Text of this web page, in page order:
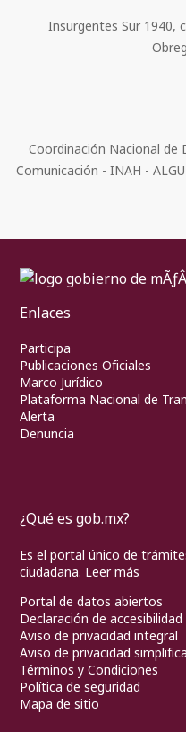
Insurgentes Sur 1940,
Coordinación Nacional de
Comunicación - INAH -
Enlaces
Participa
Publicaciones Oficiales
Marco Jurídico
Plataforma Nacional de
Alerta
Denuncia
¿Qué es gob.mx?
Es el portal único de
ciudadana. Leer más
Portal de datos abiertos
Declaración de accesibilidad
Aviso de privacidad integral
Aviso de privacidad
Términos y Condiciones
Política de seguridad
Mapa de sitio